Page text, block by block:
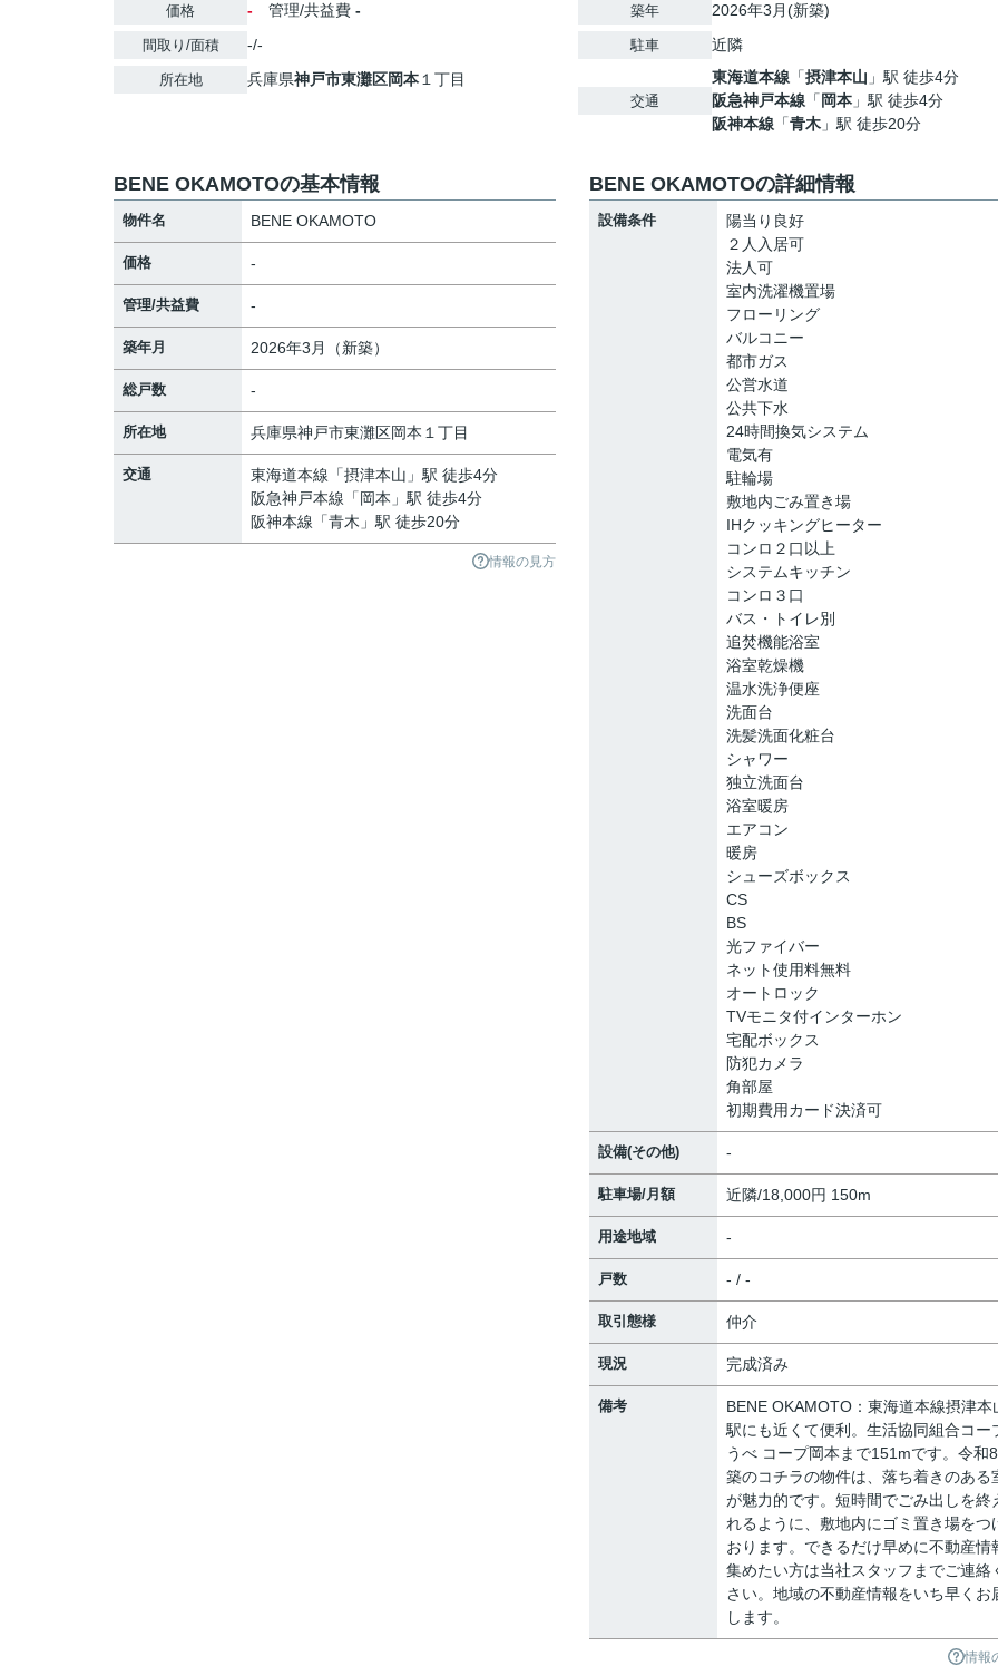
価格 - 管理/共益費 -
間取り/面積 -/-
所在地 兵庫県神戸市東灘区岡本 １丁目
築年 2026年3月(新築)
駐車 近隣
交通
東海道本線 「摂津本山 」駅 徒歩4分
阪急神戸本線 「 岡本 」駅 徒歩4分
阪神本線 「青木 」駅 徒歩20分
BENE OKAMOTOの基本情報
物件名 BENE OKAMOTO
価格 -
管理/共益費 -
築年月 2026年3月（新築）
総戸数 -
所在地 兵庫県神戸市東灘区岡本 １丁目
交通 東海道本線 「摂津本山 」駅 徒歩4分
阪急神戸本線 「 岡本 」駅 徒歩4分
阪神本線 「青木 」駅 徒歩20分
情報の見方
BENE OKAMOTOの詳細情報
設備条件
陽当り良好
２人入居可
法人可
室内洗濯機置場
フローリング
バルコニー
都市ガス
公営水道
公共下水
24時間換気システム
電気有
駐輪場
敷地内ごみ置き場
IHクッキングヒーター
コンロ２口以上
システムキッチン
コンロ３口
バス・トイレ別
追焚機能浴室
浴室乾燥機
温水洗浄便座
洗面台
洗髪洗面化粧台
シャワー
独立洗面台
浴室暖房
エアコン
暖房
シューズボックス
CS
BS
光ファイバー
ネット使用料無料
オートロック
TVモニタ付インターホン
宅配ボックス
防犯カメラ
角部屋
初期費用カード決済可
設備(その他) -
駐車場/月額 近隣/18,000円 150m
用途地域 -
戸数 - / -
取引態様 仲介
現況 完成済み
備考
BENE OKAMOTO：東海道本線摂津本
駅にも近くて便利。生活協同組合コー
うべ コープ岡本まで151mです。令和
築のコチラの物件は、落ち着きのある
が魅力的です。短時間でごみ出しを終
れるように、敷地内にゴミ置き場をつ
おります。できるだけ早めに不動産情
集めたい方は当社スタッフまでご連絡
さい。地域の不動産情報をいち早くお
します。
情報